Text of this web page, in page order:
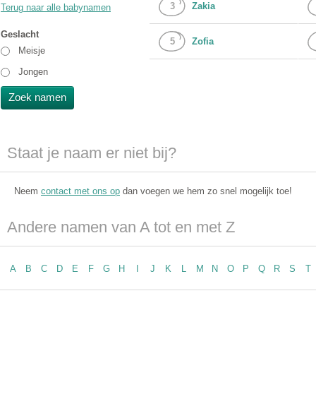
Terug naar alle babynamen
Geslacht
Meisje
Jongen
3 Zakia
5 Zofia
Staat je naam er niet bij?
Neem contact met ons op dan voegen we hem zo snel mogelijk toe!
Andere namen van A tot en met Z
A B C D E F G H I J K L M N O P Q R S T